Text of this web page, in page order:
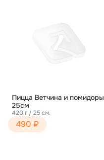
Пицца Ветчина и помидоры
25см
420 г / 25 см.
490 ₽